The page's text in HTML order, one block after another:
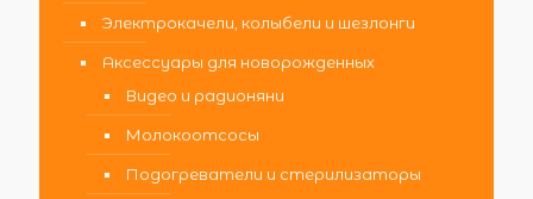
Электрокачели, колыбели и шезлонги
Аксессуары для новорожденных
Видео и радионяни
Молокоотсосы
Подогреватели и стерилизаторы